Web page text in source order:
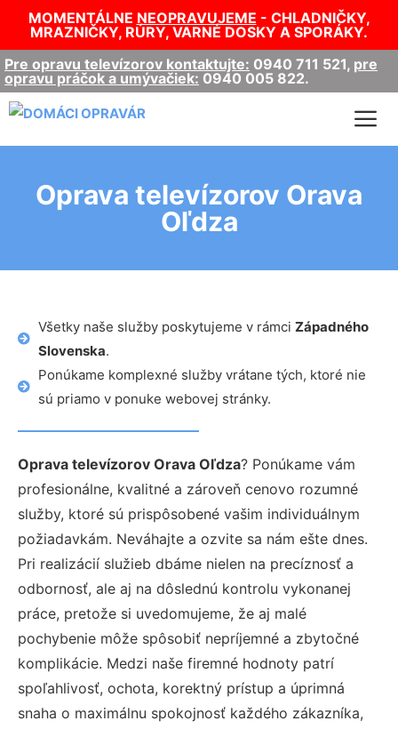
MOMENTÁLNE NEOPRAVUJEME - CHLADNIČKY,
MRAZNIČKY, RÚRY, VARNÉ DOSKY A SPORÁKY.
Pre opravu televízorov kontaktujte: 0940 711 521, pre
opravu práčok a umývačiek: 0940 005 822.
Oprava televízorov Orava
Oľdza
Všetky naše služby poskytujeme v rámci Západného
Slovenska.
Ponúkame komplexné služby vrátane tých, ktoré nie
sú priamo v ponuke webovej stránky.
Oprava televízorov Orava Oľdza? Ponúkame vám
profesionálne, kvalitné a zároveň cenovo rozumné
služby, ktoré sú prispôsobené vašim individuálnym
požiadavkám. Neváhajte a ozvite sa nám ešte dnes.
Pri realizácií služieb dbáme nielen na precíznosť a
odbornosť, ale aj na dôslednú kontrolu vykonanej
práce, pretože si uvedomujeme, že aj malé
pochybenie môže spôsobiť nepríjemné a zbytočné
komplikácie. Medzi naše firemné hodnoty patrí
spoľahlivosť, ochota, korektný prístup a úprimná
snaha o maximálnu spokojnosť každého zákazníka,